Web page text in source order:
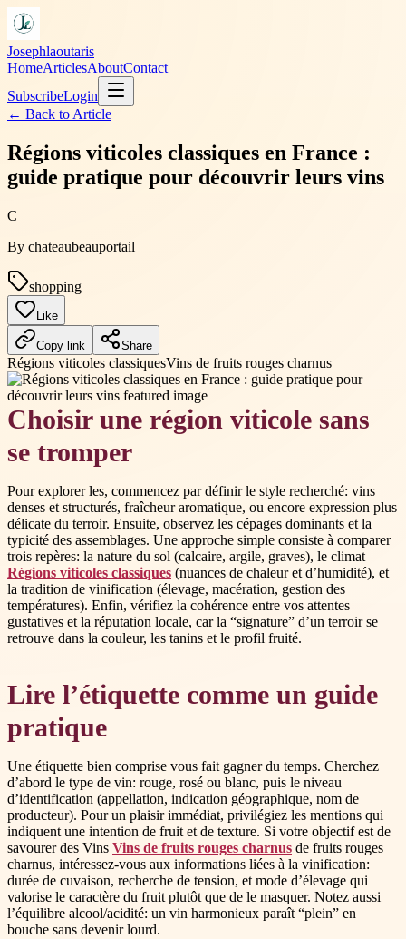
Josephlaoutaris
HomeArticlesAboutContact
SubscribeLogin
← Back to Article
Régions viticoles classiques en France :
guide pratique pour découvrir leurs vins
C
By chateaubeauportail
shopping
Like
Copy link Share
Régions viticoles classiquesVins de fruits rouges charnus
Choisir une région viticole sans
se tromper
Pour explorer les, commencez par définir le style recherché: vins
denses et structurés, fraîcheur aromatique, ou encore expression plus
délicate du terroir. Ensuite, observez les cépages dominants et la
typicité des assemblages. Une approche simple consiste à comparer
trois repères: la nature du sol (calcaire, argile, graves), le climat
Régions viticoles classiques (nuances de chaleur et d’humidité), et
la tradition de vinification (élevage, macération, gestion des
températures). Enfin, vérifiez la cohérence entre vos attentes
gustatives et la réputation locale, car la “signature” d’un terroir se
retrouve dans la couleur, les tanins et le profil fruité.
Lire l’étiquette comme un guide
pratique
Une étiquette bien comprise vous fait gagner du temps. Cherchez
d’abord le type de vin: rouge, rosé ou blanc, puis le niveau
d’identification (appellation, indication géographique, nom de
producteur). Pour un plaisir immédiat, privilégiez les mentions qui
indiquent une intention de fruit et de texture. Si votre objectif est de
savourer des Vins Vins de fruits rouges charnus de fruits rouges
charnus, intéressez-vous aux informations liées à la vinification:
durée de cuvaison, recherche de tension, et mode d’élevage qui
valorise le caractère du fruit plutôt que de le masquer. Notez aussi
l’équilibre alcool/acidité: un vin harmonieux paraît “plein” en
bouche sans devenir lourd.